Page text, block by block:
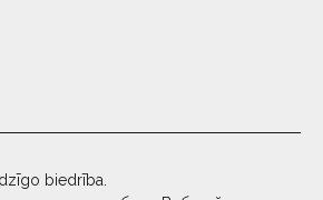
biedrība.